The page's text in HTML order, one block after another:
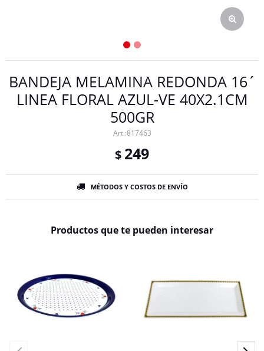
BANDEJA MELAMINA REDONDA 16´
LINEA FLORAL AZUL-VE 40X2.1CM
500GR
817463
$ 249
MÉTODOS Y COSTOS DE ENVÍO
Productos que te pueden interesar